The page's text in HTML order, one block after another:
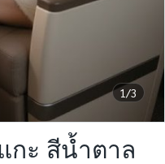
1/3
กะ สีน้ำตาล